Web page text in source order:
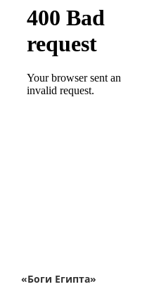
«Боги Египта»